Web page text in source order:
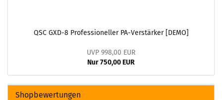
QSC GXD-8 Professioneller PA-Verstärker [DEMO]
UVP 998,00 EUR
Nur 750,00 EUR
Shopbewertungen